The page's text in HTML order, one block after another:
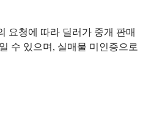
요청에 따라 딜러가 중개 판매
수 있으며, 실매물 미인증으로